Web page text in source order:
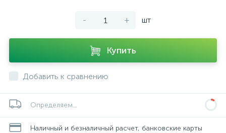
- + шт
Купить
Добавить к сравнению
Определяем...
Наличный и безналичный расчет, банковские карты